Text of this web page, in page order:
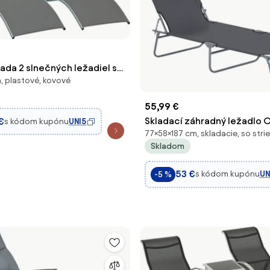
2 slnečných ležadiel s
dizajnom z hliníka a
šedá, 165 x 61 x 63 cm |
plastové, kovové
s kódom kupónuUNI5
55,99 €
Skladací záhradný ležadlo
odnímateľným
slnečníkom a sklopným
terasu, kempovanie a
187x58x36 c
77×58×187 cm, skladacie, so
Skladom
-5 % 53 €s kódom kupónu